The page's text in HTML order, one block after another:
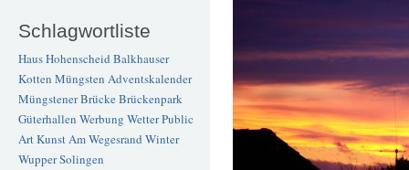
Schlagwortliste
Haus Hohenscheid Balkhauser
Kotten Müngsten Adventskalender
Müngstener BrückeBrückenpark
Güterhallen Werbung WetterPublic
ArtKunstAm Wegesrand Winter
WupperSolingen